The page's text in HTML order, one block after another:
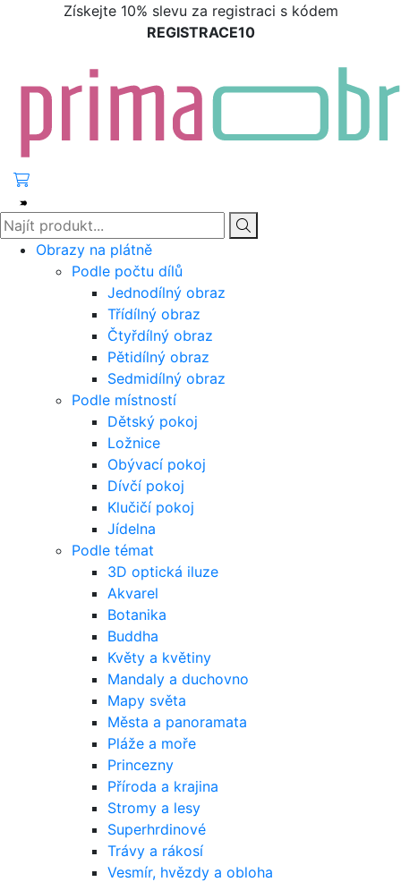
Získejte 10% slevu za registraci s kódem
REGISTRACE10
Obrazy na plátně
Podle počtu dílů
Jednodílný obraz
Třídílný obraz
Čtyřdílný obraz
Pětidílný obraz
Sedmidílný obraz
Podle místností
Dětský pokoj
Ložnice
Obývací pokoj
Dívčí pokoj
Klučičí pokoj
Jídelna
Podle témat
3D optická iluze
Akvarel
Botanika
Buddha
Květy a květiny
Mandaly a duchovno
Mapy světa
Města a panoramata
Pláže a moře
Princezny
Příroda a krajina
Stromy a lesy
Superhrdinové
Trávy a rákosí
Vesmír, hvězdy a obloha